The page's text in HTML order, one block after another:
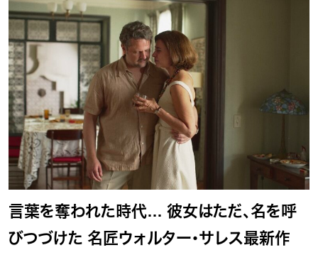
言葉を奪われた時代… 彼女はただ、名を呼
びつづけた 名匠ウォルター・サレス最新作